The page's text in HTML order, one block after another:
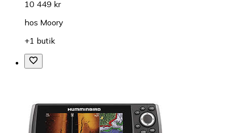
10 449 kr
hos Moory
+1 butik